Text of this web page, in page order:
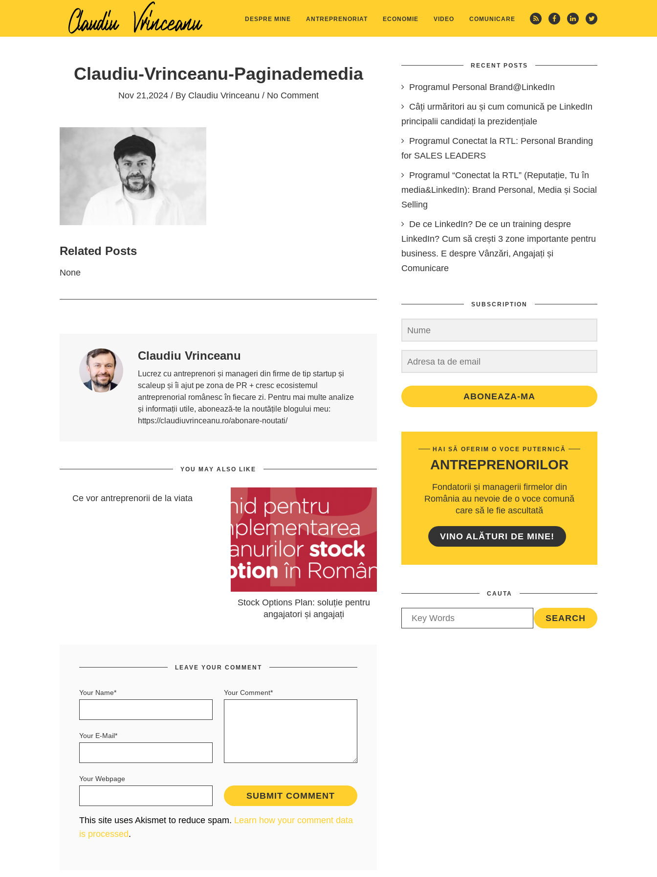
DESPRE MINE ANTREPRENORIAT ECONOMIE VIDEO COMUNICARE
Claudiu-Vrinceanu-Paginademedia
Nov 21,2024 / By Claudiu Vrinceanu / No Comment
Related Posts
None
Claudiu Vrinceanu
Lucrez cu antreprenori și manageri din firme de tip startup și
scaleup și îi ajut pe zona de PR + cresc ecosistemul
antreprenorial românesc în fiecare zi. Pentru mai multe analize
și informații utile, abonează-te la noutățile blogului meu:
https://claudiuvrinceanu.ro/abonare-noutati/
YOU MAY ALSO LIKE
Ce vor antreprenorii de la viata
Stock Options Plan: soluție pentru
angajatori și angajați
LEAVE YOUR COMMENT
Your Comment*
Your Name*
Your E-Mail*
Your Webpage
This site uses Akismet to reduce spam. Learn how your comment data
is processed.
RECENT POSTS
Programul Personal Brand@LinkedIn
Câți urmăritori au și cum comunică pe LinkedIn
principalii candidați la prezidențiale
Programul Conectat la RTL: Personal Branding
for SALES LEADERS
Programul “Conectat la RTL” (Reputație, Tu în
media&LinkedIn): Brand Personal, Media și Social
Selling
De ce LinkedIn? De ce un training despre
LinkedIn? Cum să crești 3 zone importante pentru
business. E despre Vânzări, Angajați și
Comunicare
SUBSCRIPTION
ABONEAZA-MA
HAI SĂ OFERIM O VOCE PUTERNICĂ
ANTREPRENORILOR
Fondatorii și managerii firmelor din
România au nevoie de o voce comună
care să le fie ascultată
VINO ALĂTURI DE MINE!
CAUTA